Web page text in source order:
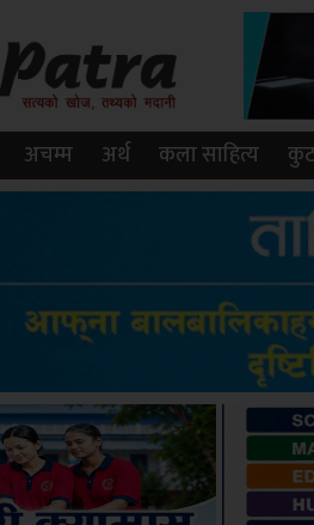
अचम्म अर्थ कला साहित्य